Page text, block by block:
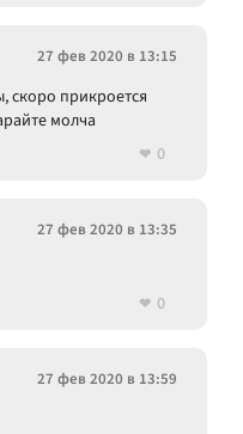
27 фев 2020 в 13:15
скоро прикроется
молча
0
27 фев 2020 в 13:35
0
27 фев 2020 в 13:59